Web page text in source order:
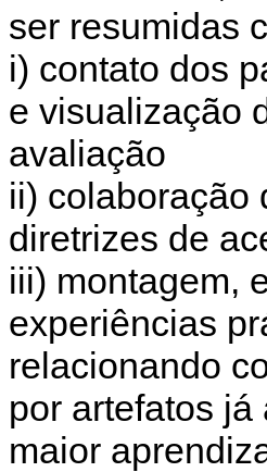
ser resumidas
i) contato dos
e visualização
avaliação
ii) colaboração
diretrizes de
iii) montagem,
experiências
relacionando
por artefatos
maior